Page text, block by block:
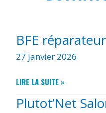
BFE
27 janvier 2026
BFE
RÉPARATEUR
ELECTRO-
LIRE LA SUITE »
Plutot’Net